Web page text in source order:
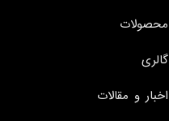
محصولات
گالری
اخبار و مقالات